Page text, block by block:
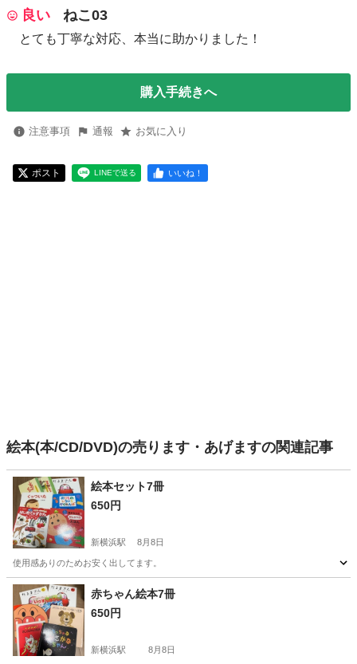
良い ねこ03
とても丁寧な対応、本当に助かりました！
購入手続きへ
注意事項 通報 お気に入り
ポスト LINEで送る いいね！
絵本(本/CD/DVD)の売ります・あげますの関連記事
絵本セット7冊
650円
新横浜駅 8月8日
使用感ありのためお安く出してます。
神奈川 横浜市 新横浜駅 絵本
赤ちゃん絵本7冊
650円
新横浜駅 8月8日